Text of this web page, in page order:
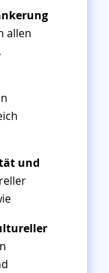
allen
und